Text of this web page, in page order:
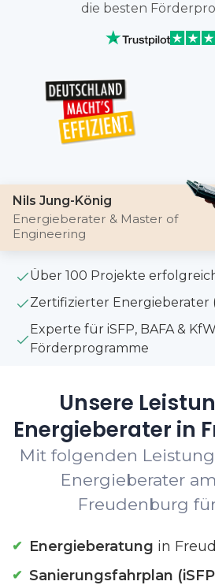
die besten
Nils Jung-König
Energieberater & Master of
Engineering
Über 100 Projekte
Zertifizierter Energieberater
Experte für iSFP, BAFA &
Förderprogramme
Unsere
Energieberater in
Mit folgenden
Energieberater
Freudenburg
Energieberatung in
Sanierungsfahrplan